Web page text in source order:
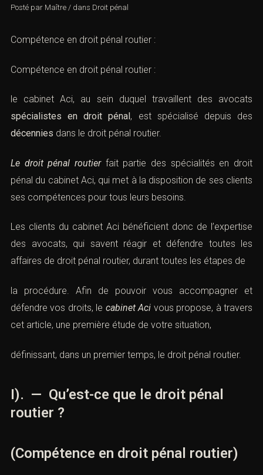
Posté par Maître / dans Droit pénal
Compétence en droit pénal routier :
Compétence en droit pénal routier :
le cabinet Aci, au sein duquel travaillent des avocats
spécialistes en droit pénal , est spécialisé depuis des
décennies dans le droit pénal routier.
Le droit pénal routierfait partie des spécialités en droit
pénal du cabinet Aci, qui met à la disposition de ses clients
ses compétences pour tous leurs besoins.
Les clients du cabinet Aci bénéficient donc de l’expertise
des avocats, qui savent réagir et défendre toutes les
affaires de droit pénal routier, durant toutes les étapes de
la procédure. Afin de pouvoir vous accompagner et
défendre vos droits, le cabinet Aci vous propose, à travers
cet article, une première étude de votre situation,
définissant, dans un premier temps, le droit pénal routier.
I). — Qu’est-ce que le droit pénal
routier ?
(Compétence en droit pénal routier)